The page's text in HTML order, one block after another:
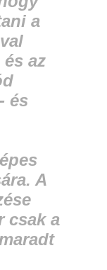
a
az
és
A
csak a